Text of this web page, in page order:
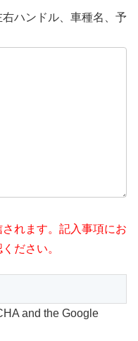
ハンドル、車種名、予
れます。記入事項にお
ださい。
and the Google